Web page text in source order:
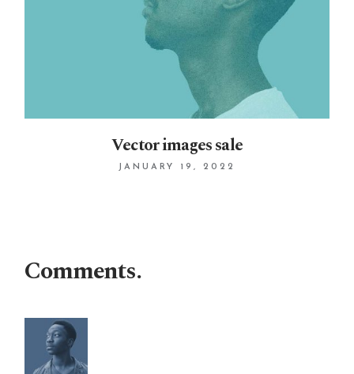
Vector images sale
JANUARY 19, 2022
Comments.